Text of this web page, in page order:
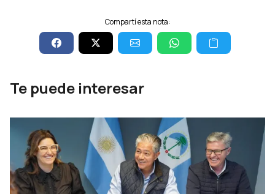
Compartí esta nota:
Te puede interesar